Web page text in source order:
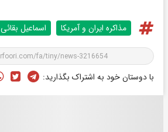
مذاکره ایران و آمریکا اسماعیل بقائی
با دوستان خود به اشتراک بگذارید: